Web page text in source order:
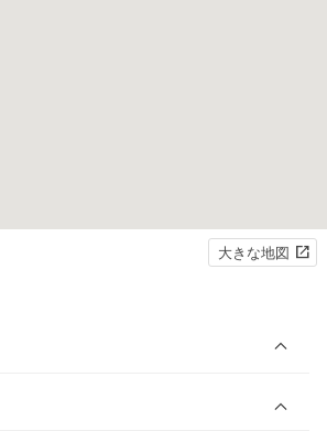
大きな地図